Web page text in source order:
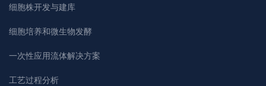
细胞株开发与建库
细胞培养和微生物发酵
一次性应用流体解决方案
工艺过程分析